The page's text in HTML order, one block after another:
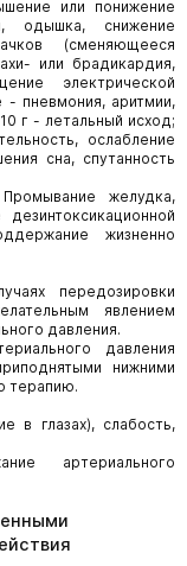
или понижение
одышка, снижение
(сменяющееся
или брадикардия,
электрической
- пневмония, аритмии,
г - летальный исход;
ослабление
сна, спутанность
желудка,
жизненно
передозировки
явлением
давления.
давления
нижними
терапию.
в глазах), слабость,
артериального